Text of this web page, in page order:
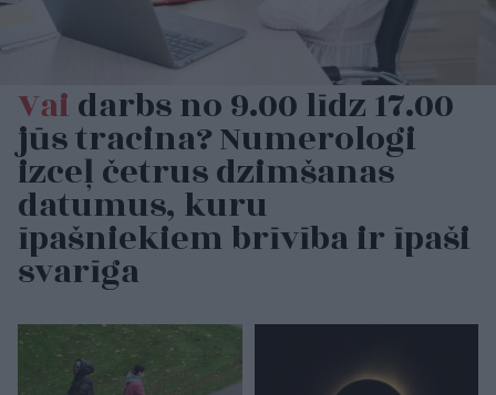
Vaidarbs no 9.00 līdz 17.00
jūs tracina? Numerologi
izceļ četrus dzimšanas
datumus, kuru
īpašniekiem brīvība ir īpaši
svarīga